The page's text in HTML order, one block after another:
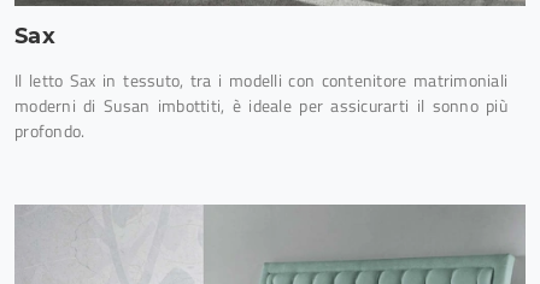
Sax
Il letto Sax in tessuto, tra i modelli con contenitore matrimoniali
moderni di Susan imbottiti, è ideale per assicurarti il sonno più
profondo.